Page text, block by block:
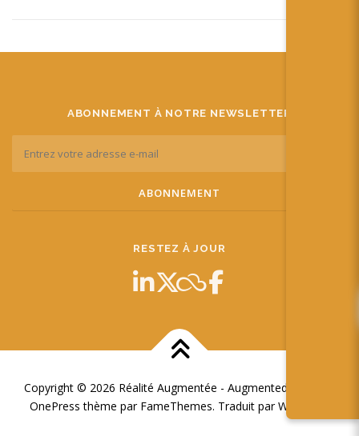
ABONNEMENT À NOTRE NEWSLETTER
RESTEZ À JOUR
Copyright © 2026 Réalité Augmentée - Augmented Reality
OnePress thème par FameThemes. Traduit par Wp Trads.